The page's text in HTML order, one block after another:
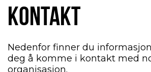
KONTAKT
Nedenfor finner du
deg å komme i kontakt med
organisasjon.